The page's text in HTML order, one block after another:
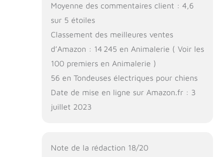
Moyenne des commentaires client : 4,6
sur 5 étoiles
Classement des meilleures ventes
d’Amazon : 14 245 en Animalerie ( Voir les
100 premiers en Animalerie )
56 en Tondeuses électriques pour chiens
Date de mise en ligne sur Amazon.fr : 3
juillet 2023
Note de la rédaction 18/20